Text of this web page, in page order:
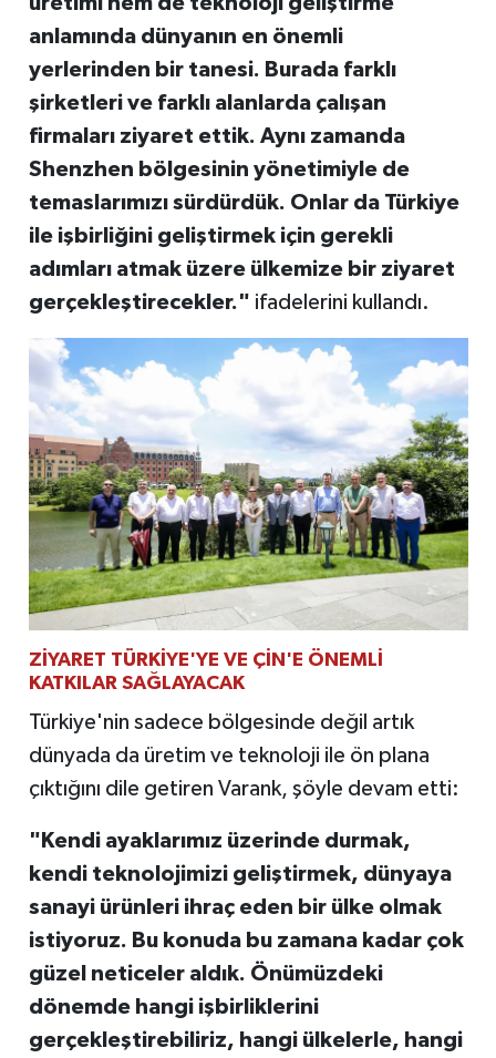
anlamında dünyanın en önemli
yerlerinden bir tanesi. Burada farklı
şirketleri ve farklı alanlarda çalışan
firmaları ziyaret ettik. Aynı zamanda
Shenzhen bölgesinin yönetimiyle de
temaslarımızı sürdürdük. Onlar da Türkiye
ile işbirliğini geliştirmek için gerekli
adımları atmak üzere ülkemize bir ziyaret
gerçekleştirecekler." ifadelerini kullandı.
ZİYARET TÜRKİYE'YE VE ÇİN'E ÖNEMLİ
KATKILAR SAĞLAYACAK
Türkiye'nin sadece bölgesinde değil artık
dünyada da üretim ve teknoloji ile ön plana
çıktığını dile getiren Varank, şöyle devam etti:
"Kendi ayaklarımız üzerinde durmak,
kendi teknolojimizi geliştirmek, dünyaya
sanayi ürünleri ihraç eden bir ülke olmak
istiyoruz. Bu konuda bu zamana kadar çok
güzel neticeler aldık. Önümüzdeki
dönemde hangi işbirliklerini
gerçekleştirebiliriz, hangi ülkelerle, hangi